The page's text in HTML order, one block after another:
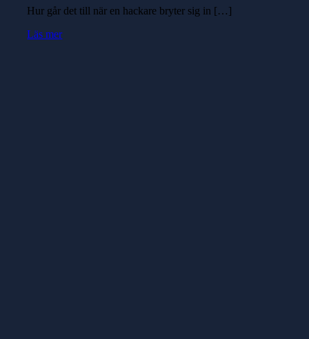
Hur går det till när en hackare bryter sig in […]
Läs mer